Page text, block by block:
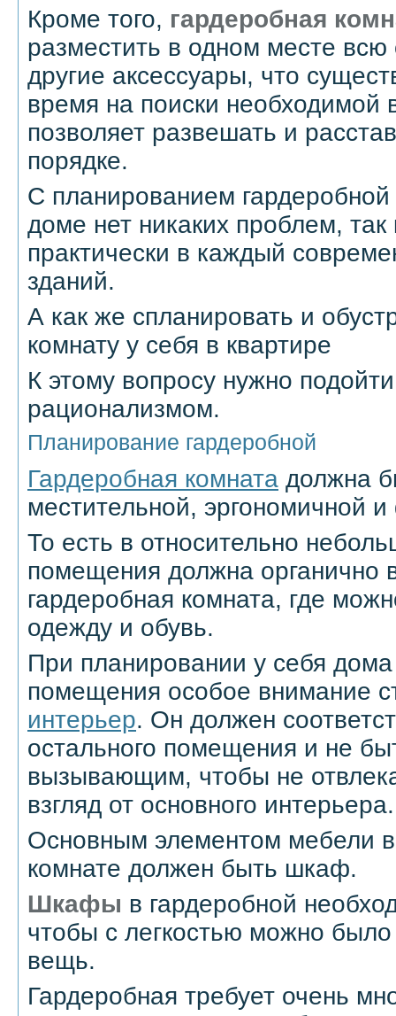
Кроме того, гардеробная
разместить в одном месте всю
другие аксессуары, что
время на поиски необходимой
позволяет развешать и
порядке.
С планированием
доме нет никаких проблем, так
практически в каждый
зданий.
А как же спланировать и
комнату у себя в квартире
К этому вопросу нужно
рационализмом.
Планирование гардеробной
Гардеробная комната должна
местительной, эргономичной
То есть в относительно
помещения должна органично
гардеробная комната, где
одежду и обувь.
При планировании у себя дома
помещения особое внимание
интерьер. Он должен
остального помещения и не
вызывающим, чтобы не
взгляд от основного интерьера.
Основным элементом мебели
комнате должен быть шкаф.
Шкафы в гардеробной
чтобы с легкостью можно
вещь.
Гардеробная требует очень